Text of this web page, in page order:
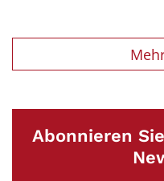
Abonnieren